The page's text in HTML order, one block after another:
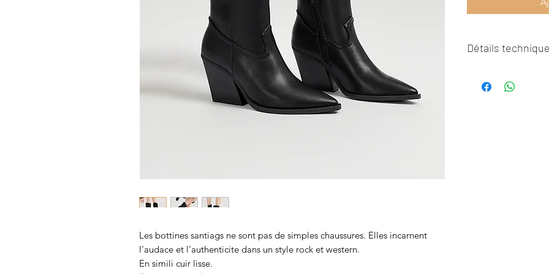
Les bottines santiags ne sont pas de simples chaussures. Elles incarnent
l'audace et l'authenticite dans un style rock et western.
En simili cuir lisse.
Détails
Doublure et